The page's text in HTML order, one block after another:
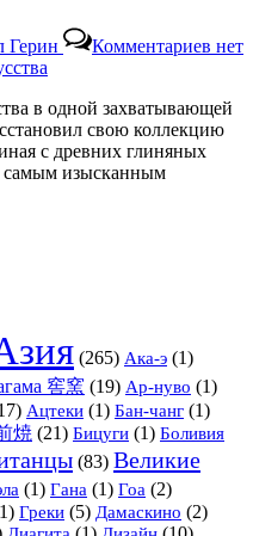
Герин Комментариев
лет
нет
в одной захватывающей
свою коллекцию
с древних глиняных
самым изысканным
(265) Ака-э (1)
窖窯 (19) Ар-нуво (1)
Ацтеки (1) Бан-чанг (1)
焼 (21) Бицуги (1) Боливия
(83) Великие
(1) Гана (1) Гоа (2)
Греки (5) Дамаскино (2)